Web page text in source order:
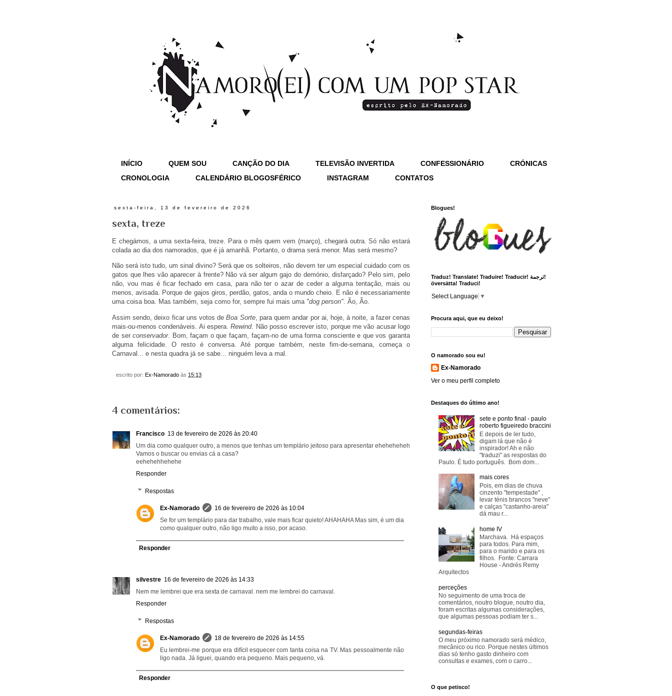
INÍCIO QUEM SOU CANÇÃO DO DIA TELEVISÃO INVERTIDA CONFESSIONÁRIO
CRÓNICAS
CRONOLOGIA
CALENDÁRIO BLOGOSFÉRICO INSTAGRAM CONTATOS
sexta-feira, 13 de fevereiro de 2026
sexta, treze
E chegámos, a uma sexta-feira, treze. Para o mês quem vem (março), chegará outra. Só não estará
colada ao dia dos namorados, que é já amanhã. Portanto, o drama será menor. Mas será mesmo?
Não será isto tudo, um sinal divino? Será que os solteiros, não devem ter um especial cuidado com os
gatos que lhes vão aparecer à frente? Não vá ser algum gajo do demónio, disfarçado? Pelo sim, pelo
não, vou mas é ficar fechado em casa, para não ter o azar de ceder a alguma tentação, mais ou
menos, avisada. Porque de gajos giros, perdão, gatos, anda o mundo cheio. E não é necessariamente
uma coisa boa. Mas também, seja como for, sempre fui mais uma "dog person". Ão, Ão.
Assim sendo, deixo ficar uns votos deBoa Sorte, para quem andar por ai, hoje, à noite, a fazer cenas
mais-ou-menos condenáveis. Ai espera.Rewind. Não posso escrever isto, porque me vão acusar logo
de serconservador. Bom, façam o que façam, façam-no de uma forma consciente e que vos garanta
alguma felicidade. O resto é conversa. Até porque também, neste fim-de-semana, começa o
Carnaval... e nesta quadra já se sabe... ninguém leva a mal.
escrito por: Ex-Namorado às 15:13
4 comentários:
Francisco 13 de fevereiro de 2026 às 20:40
Um dia como qualquer outro, a menos que tenhas um templário jeitoso para apresentar eheheheheh
Vamos o buscar ou envias cá a casa?
eehehehhehehe
Responder
Respostas
Ex-Namorado
16 de fevereiro de 2026 às 10:04
Se for um templário para dar trabalho, vale mais ficar quieto! AHAHAHA Mas sim, é um dia
como qualquer outro, não ligo muito a isso, por acaso.
Responder
silvestre 16 de fevereiro de 2026 às 14:33
Nem me lembrei que era sexta de carnaval. nem me lembrei do carnaval.
Responder
Respostas
Ex-Namorado
18 de fevereiro de 2026 às 14:55
Eu lembrei-me porque era difícil esquecer com tanta coisa na TV. Mas pessoalmente não
ligo nada. Já liguei, quando era pequeno. Mais pequeno, vá.
Responder
Blogues!
Traduz! Translate! Traduire! Traducir! ترجمة!
översätta! Traduci!
Select Language ▼
Procura aqui, que eu deixo!
O namorado sou eu!
Ex-Namorado
Ver o meu perfil completo
Destaques do último ano!
sete e ponto final - paulo
roberto figueiredo braccini
E depois de ler tudo,
digam lá que não é
inspirador! Ah e não
"traduzi" as respostas do
Paulo. É tudo português. Bom dom...
mais cores
Pois, em dias de chuva
cinzento "tempestade" ,
levar ténis brancos "neve"
e calças "castanho-areia"
dá mau r...
home IV
Marchava. Há espaços
para todos. Para mim,
para o marido e para os
filhos. Fonte: Carrara
House - Andrés Remy
Arquitectos
perceções
No seguimento de uma troca de
comentários, noutro blogue, noutro dia,
foram escritas algumas considerações,
que algumas pessoas podiam ter s...
segundas-feiras
O meu próximo namorado será médico,
mecânico ou rico. Porque nestes últimos
dias só tenho gasto dinheiro com
consultas e exames, com o carro...
O que petisco!